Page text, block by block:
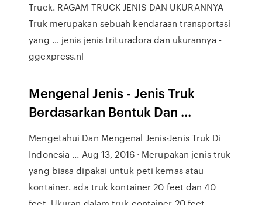
Truck. RAGAM TRUCK JENIS DAN UKURANNYA
Truk merupakan sebuah kendaraan transportasi
yang … jenis jenis trituradora dan ukurannya -
ggexpress.nl
Mengenal Jenis - Jenis Truk
Berdasarkan Bentuk Dan ...
Mengetahui Dan Mengenal Jenis-Jenis Truk Di
Indonesia ... Aug 13, 2016 · Merupakan jenis truk
yang biasa dipakai untuk peti kemas atau
kontainer. ada truk kontainer 20 feet dan 40